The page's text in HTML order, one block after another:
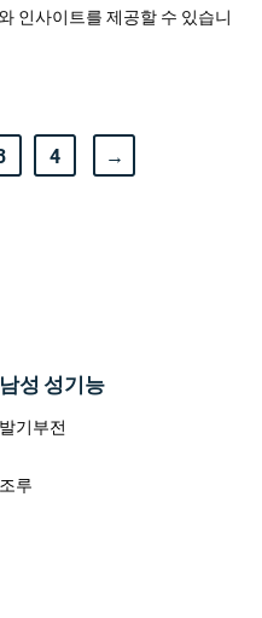
인사이트를 제공할 수 있습니
4 →
남성 성기능
발기부전
조루